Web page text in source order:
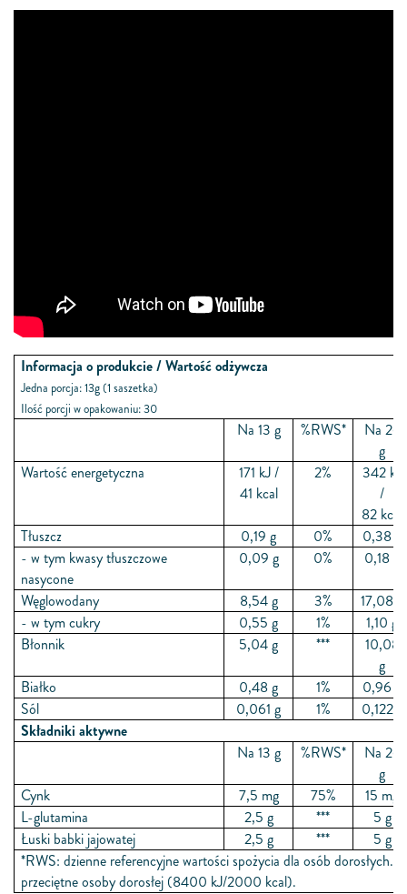
Informacja o produkcie / Wartość odżywcza
Jedna porcja: 13g (1 saszetka)
Ilość porcji w opakowaniu: 30
Na 13 g %RWS*
Na 26
g
Wartość energetyczna
171 kJ /
41 kcal
2%
342 kJ
/
82 kcal
Tłuszcz
0,19 g 0%
0,38 g
- w tym kwasy tłuszczowe
nasycone
0,09 g 0% 0,18 g
Węglowodany 8,54 g 3%
17,08 g
- w tym cukry
0,55 g 1%
1,10 g
Błonnik
5,04 g ***
10,08
g
Białko
0,48 g 1%
0,96 g
Sól
0,061 g 1%
0,122 g
Składniki aktywne
Na 13 g
%RWS*
Na 26
g
Cynk
7,5 mg 75%
15 mg
L-glutamina
2,5 g ***
5 g
Łuski babki jajowatej
2,5 g ***
5 g
*RWS: dzienne referencyjne wartości spożycia dla osób dorosłych.
przeciętne osoby dorosłej (8400 kJ/2000 kcal).